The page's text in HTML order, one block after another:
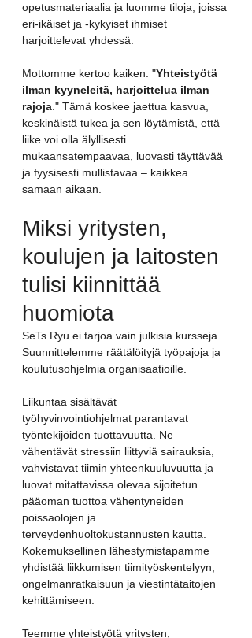
opetusmateriaalia ja luomme tiloja, joissa
eri-ikäiset ja -kykyiset ihmiset
harjoittelevat yhdessä.
Mottomme kertoo kaiken: "Yhteistyötä
ilman kyyneleitä, harjoittelua ilman
rajoja." Tämä koskee jaettua kasvua,
keskinäistä tukea ja sen löytämistä, että
liike voi olla älyllisesti
mukaansatempaavaa, luovasti täyttävää
ja fyysisesti mullistavaa – kaikkea
samaan aikaan.
Miksi yritysten,
koulujen ja laitosten
tulisi kiinnittää
huomiota
SeTs Ryu ei tarjoa vain julkisia kursseja.
Suunnittelemme räätälöityjä työpajoja ja
koulutusohjelmia organisaatioille.
Liikuntaa sisältävät
työhyvinvointiohjelmat parantavat
työntekijöiden tuottavuutta. Ne
vähentävät stressiin liittyviä sairauksia,
vahvistavat tiimin yhteenkuuluvuutta ja
luovat mitattavissa olevaa sijoitetun
pääoman tuottoa vähentyneiden
poissaolojen ja
terveydenhuoltokustannusten kautta.
Kokemuksellinen lähestymistapamme
yhdistää liikkumisen tiimityöskentelyyn,
ongelmanratkaisuun ja viestintätaitojen
kehittämiseen.
Teemme yhteistyötä yritysten,